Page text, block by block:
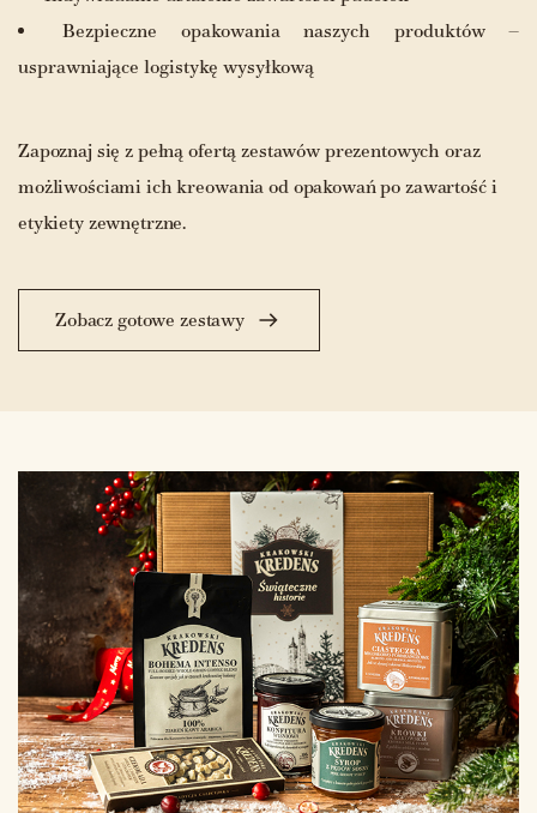
Bezpieczne opakowania naszych produktów –
usprawniające logistykę wysyłkową
Zapoznaj się z pełną ofertą zestawów prezentowych oraz
możliwościami ich kreowania od opakowań po zawartość i
etykiety zewnętrzne.
Zobacz gotowe zestawy